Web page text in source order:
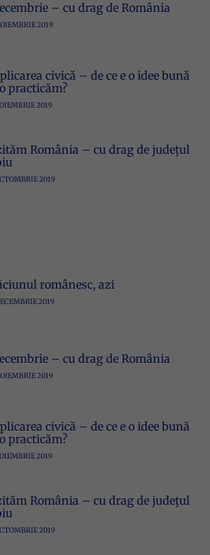
– cu drag de România
2019
civică – de ce e o idee bună
practicăm?
2019
România – cu drag de județul
2019
românesc, azi
2019
– cu drag de România
2019
civică – de ce e o idee bună
practicăm?
2019
România – cu drag de județul
2019